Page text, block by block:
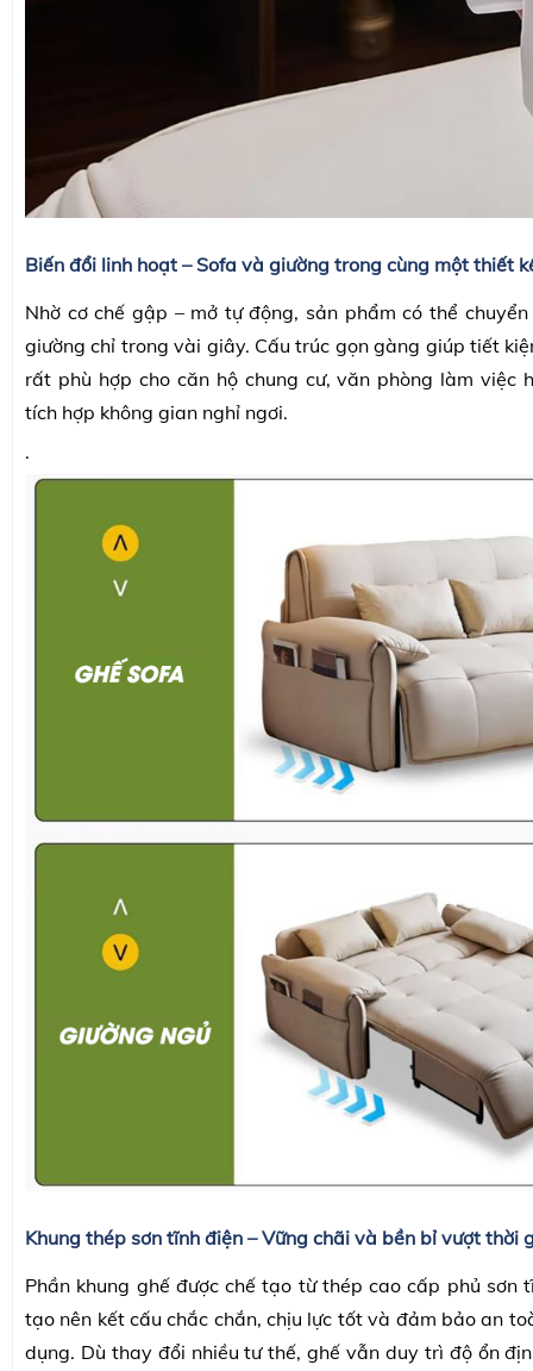
Biến đổi linh hoạt – Sofa và giường trong cùng một thiết
Nhờ cơ chế gập – mở tự động, sản phẩm có thể
giường chỉ trong vài giây. Cấu trúc gọn gàng giúp tiết
rất phù hợp cho căn hộ chung cư, văn phòng làm việc
tích hợp không gian nghỉ ngơi.
.
Khung thép sơn tĩnh điện – Vững chãi và bền bỉ vượt thời
Phần khung ghế được chế tạo từ thép cao cấp phủ sơn
tạo nên kết cấu chắc chắn, chịu lực tốt và đảm bảo an
dụng. Dù thay đổi nhiều tư thế, ghế vẫn duy trì độ ổn